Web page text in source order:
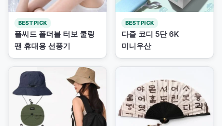
BEST PICK
플씨드 폴더블 터보 쿨링
팬 휴대용 선풍기
BEST PICK
다즐 코디 5단 6K
미니우산